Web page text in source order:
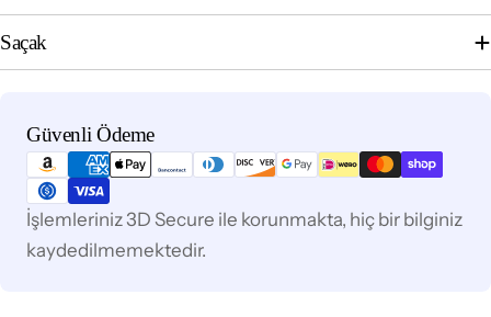
Saçak
Güvenli Ödeme
Ödeme
yöntemleri
İşlemleriniz 3D Secure ile korunmakta, hiç bir bilginiz
kaydedilmemektedir.